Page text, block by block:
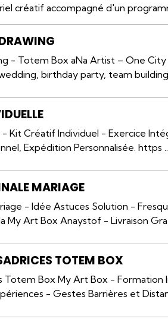
créatif accompagné d'un
- Totem Box aNa Artist – One
birthday party, team
Kit Créatif Individuel - Exercice
Expédition Personnalisée. https
MARIAGE
- Idée Astuces Solution -
My Art Box Anaystof - Livraison
TOTEM BOX
Totem Box My Art Box - Formation
- Gestes Barrières et